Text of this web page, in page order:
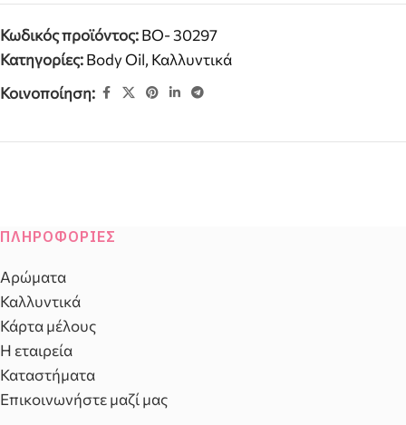
Κωδικός προϊόντος:BO- 30297
Κατηγορίες:Body Oil, Καλλυντικά
Κοινοποίηση:
ΠΛΗΡΟΦΟΡΊΕΣ
Αρώματα
Καλλυντικά
Κάρτα μέλους
Η εταιρεία
Καταστήματα
Επικοινωνήστε μαζί μας